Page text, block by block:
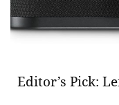
Editor’s Pick: